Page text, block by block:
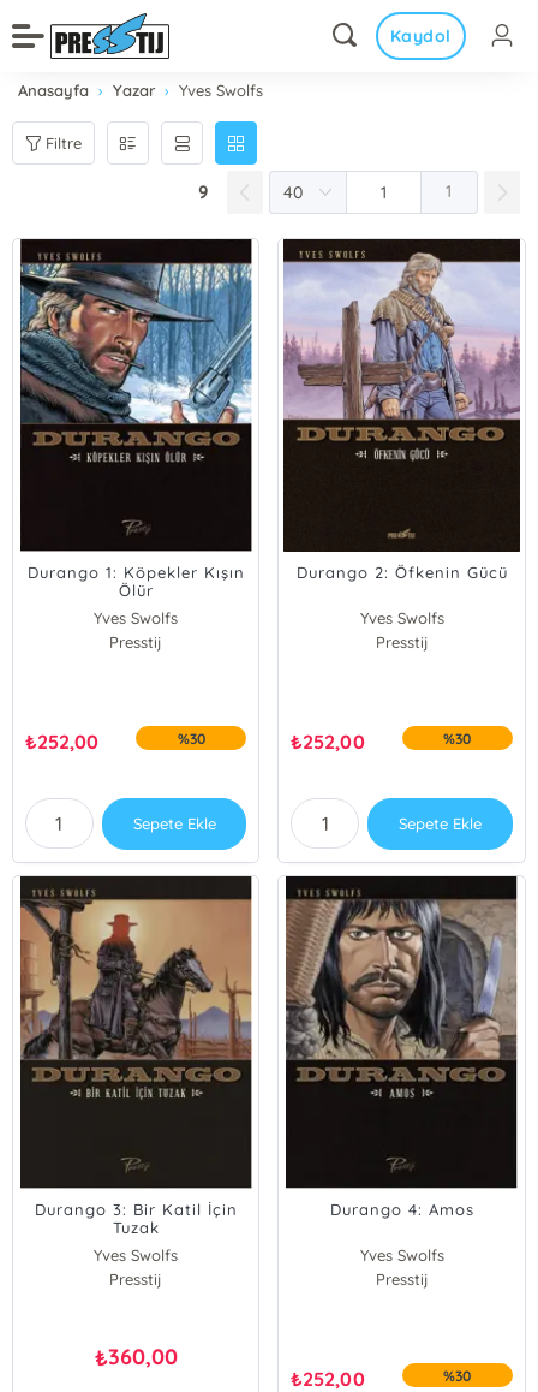
Kaydol
Anasayfa Yazar Yves Swolfs
Filtre
9 1
Durango 1: Köpekler Kışın
Ölür
Yves Swolfs
Presstij
₺252,00 %30
Sepete Ekle
Durango 2: Öfkenin Gücü
Yves Swolfs
Presstij
₺252,00 %30
Sepete Ekle
Durango 3: Bir Katil İçin
Tuzak
Yves Swolfs
Presstij
₺360,00
Durango 4: Amos
Yves Swolfs
Presstij
₺252,00 %30